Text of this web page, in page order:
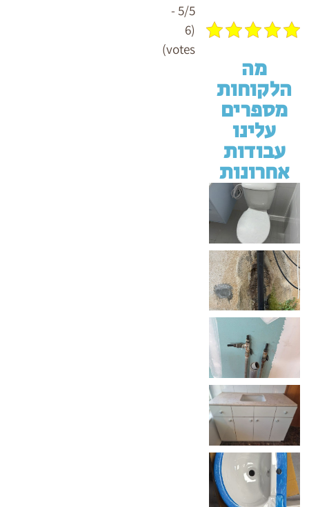
5/5 -
(6
votes)
מה
הלקוחות
מספרים
עלינו
עבודות
אחרונות